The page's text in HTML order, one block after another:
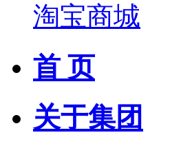
淘宝商城
首 页
关于集团